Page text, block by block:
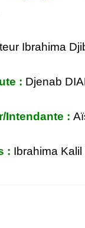
Ibrahima
: Djenab
Intendante :
: Ibrahima